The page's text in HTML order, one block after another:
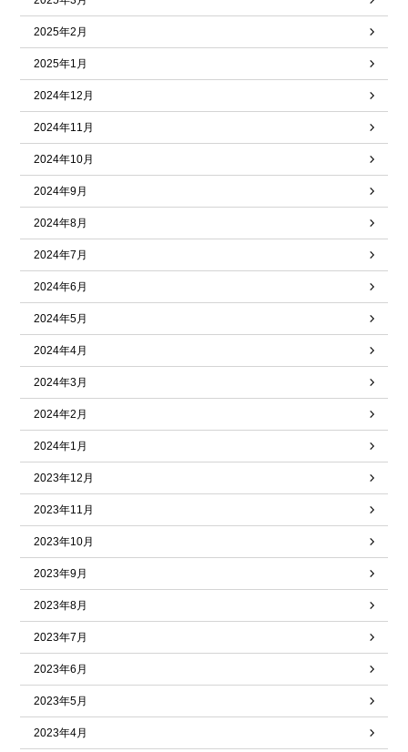
2025年2月
2025年1月
2024年12月
2024年11月
2024年10月
2024年9月
2024年8月
2024年7月
2024年6月
2024年5月
2024年4月
2024年3月
2024年2月
2024年1月
2023年12月
2023年11月
2023年10月
2023年9月
2023年8月
2023年7月
2023年6月
2023年5月
2023年4月